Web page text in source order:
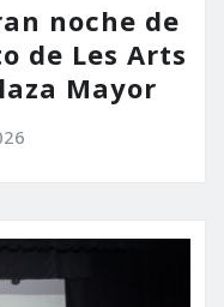
noche de
de Les Arts
Mayor